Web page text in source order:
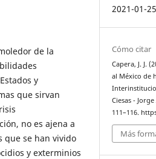
de la
y
que sirvan
no es ajena a
que se han vivido
y exterminios
2021-01-25
Cómo citar
Capera, J. J.
al México de
Ciesas -
111–116.
Más